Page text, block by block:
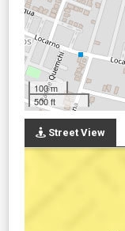
100 m
500 ft
Street View